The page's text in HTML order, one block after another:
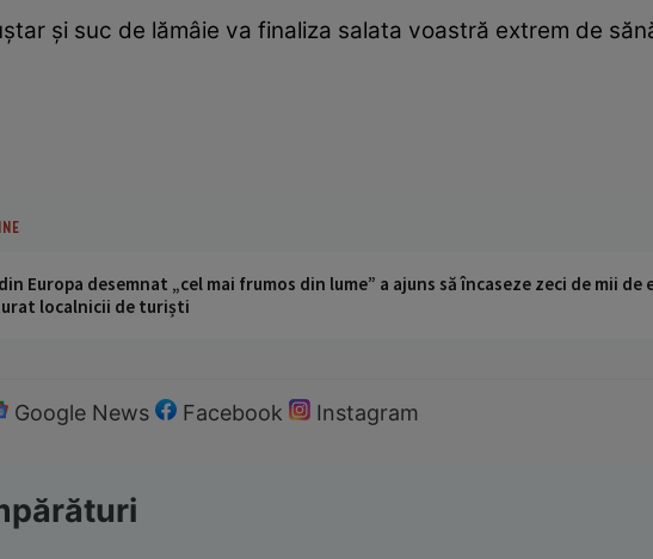
şi suc de lămâie va finaliza salata voastră extrem de
Europa desemnat „cel mai frumos din lume” a ajuns să încaseze zeci de mii
localnicii de turiști
Google News Facebook Instagram